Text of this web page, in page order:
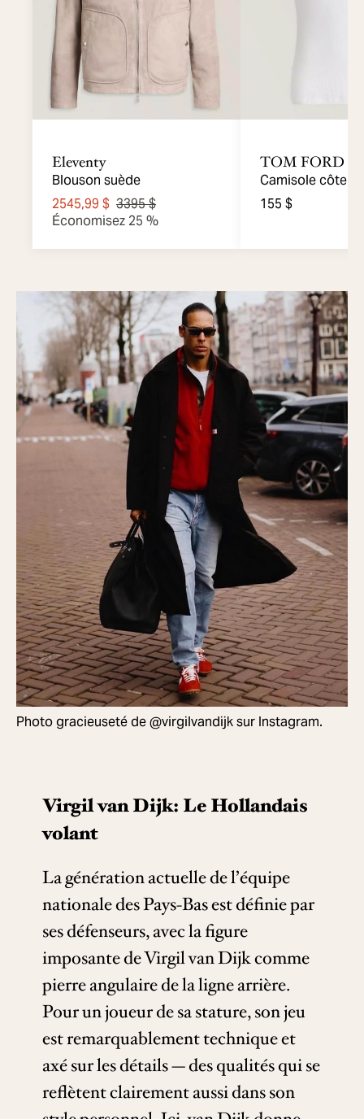
Eleventy
Blouson suède
2545,99 $ 3395 $
Économisez 25 %
TOM FORD
Camisole
mélange coton
155 $
Photo gracieuseté de @virgilvandijk sur Instagram.
Virgil van Dijk: Le Hollandais
volant
La génération actuelle de l’équipe
nationale des Pays-Bas est définie par
ses défenseurs, avec la figure
imposante de Virgil van Dijk comme
pierre angulaire de la ligne arrière.
Pour un joueur de sa stature, son jeu
est remarquablement technique et
axé sur les détails — des qualités qui se
reflètent clairement aussi dans son